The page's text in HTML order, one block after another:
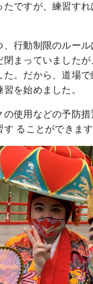
たですが、練習す
行動制限のルール
閉まっていました
た。だから、道場
を始めました。
使用などの予防措
ることができます